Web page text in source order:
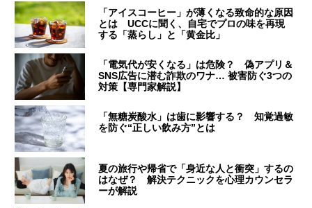
「アイスコーヒー」が薄くなる致命的な原因
とは UCCに聞く、自宅でプロの味を再現
する「蒸らし」と「黄金比」
「電気代が安くなる」は危険？ 偽アプリ＆
SNS広告に潜む詐欺のワナ… 被害防ぐ3つの
対策【専門家解説】
「無糖炭酸水」は歯に影響する？ 知覚過敏
を防ぐ“正しい飲み方”とは
夏の旅行や帰省で「身近な人と衝突」するの
はなぜ？ 解決テクニックを心理カウンセラ
ーが解説